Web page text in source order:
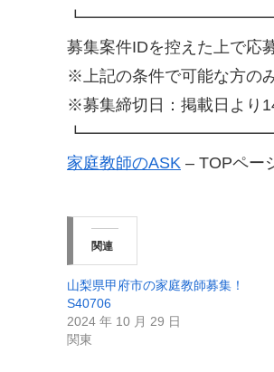
募集案件IDを控えた上で応
※上記の条件で可能な方の
※募集締切日：掲載日より
家庭教師のASK – TOPペー
関連
山梨県甲府市の家庭教師募集！
S40706
2024 年 10 月 29 日
関東